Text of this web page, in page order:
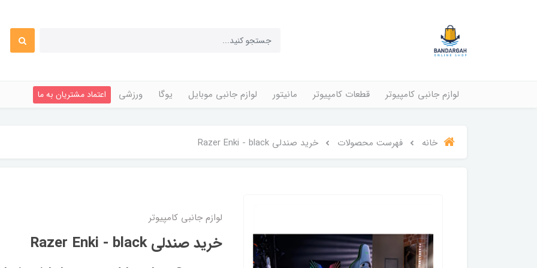
لوازم جانبی کامپیوتر قطعات کامپیوتر مانیتور لوازم جانبی موبایل یوگا ورزشی اعتماد مشتریان به ما
خانه فهرست محصولات خرید صندلی Razer Enki - black
لوازم جانبی کامپیوتر
خرید صندلی Razer Enki - black